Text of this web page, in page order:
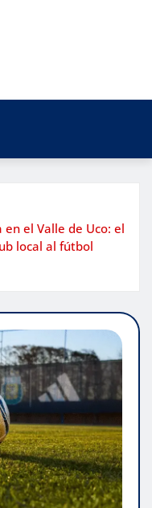
el Valle de Uco: el
local al fútbol